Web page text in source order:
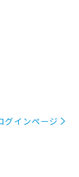
グインページ